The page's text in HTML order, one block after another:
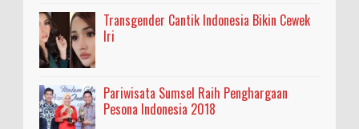
Transgender Cantik Indonesia Bikin Cewek
Iri
Pariwisata Sumsel Raih Penghargaan
Pesona Indonesia 2018